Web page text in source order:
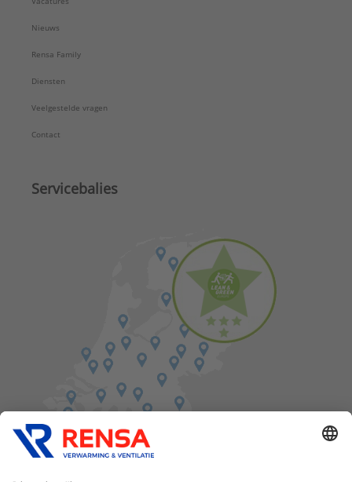
Nieuws
Rensa Family
Diensten
Veelgestelde vragen
Contact
Servicebalies